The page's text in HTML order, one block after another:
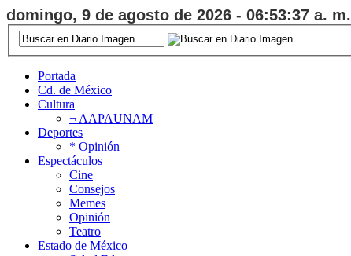
domingo, 9 de agosto de 2026 - 06:53:38 a. m.
Portada
Cd. de México
Cultura
¬ AAPAUNAM
Deportes
* Opinión
Espectáculos
Cine
Consejos
Memes
Opinión
Teatro
Estado de México